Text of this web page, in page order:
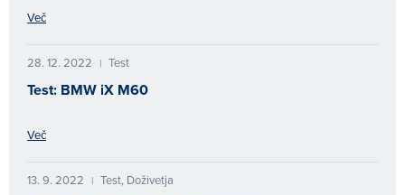
Več
28. 12. 2022 | Test
Test: BMW iX M60
Več
13. 9. 2022 | Test, Doživetja